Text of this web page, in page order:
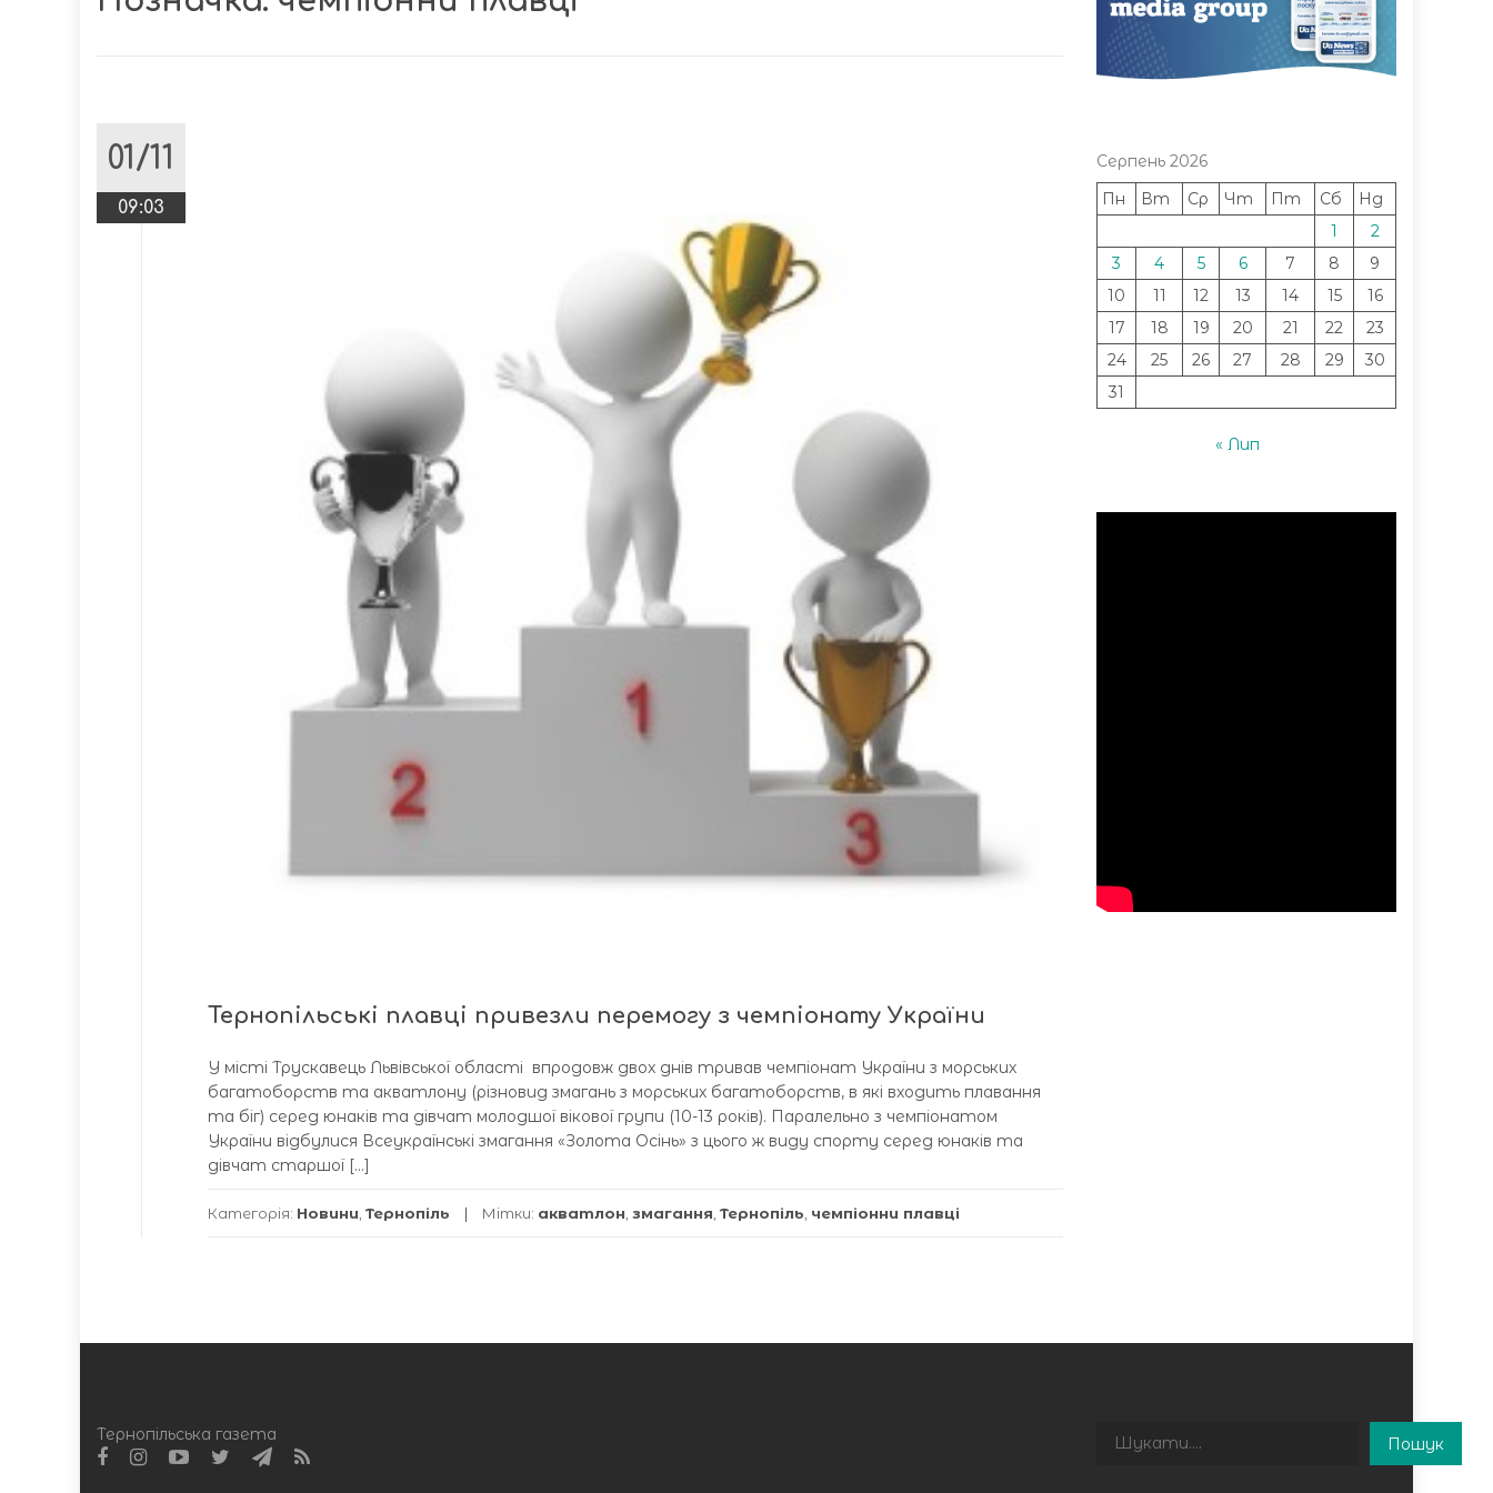
01/11
09:03
Тернопільські плавці привезли перемогу з чемпіонату України
У місті Трускавець Львівської області впродовж двох днів тривав чемпіонат України з морських
багатоборств та акватлону (різновид змагань з морських багатоборств, в які входить плавання
та біг) серед юнаків та дівчат молодшої вікової групи (10-13 років). Паралельно з чемпіонатом
України відбулися Всеукраїнські змагання «Золота Осінь» з цього ж виду спорту серед юнаків та
дівчат старшої […]
Категорія: Новини Тернопіль Мітки: акватлон змагання Тернопіль чемпіонни плавці
Серпень 2026
Пн
Вт Ср Чт Пт Сб
Нд
1
2
3
4 5 6 7 8
9
10
11 12 13 14 15
16
17
18 19 20 21 22
23
24
25 26 27 28 29
30
31
« Лип
Тернопільська газета Пошук
Пошук